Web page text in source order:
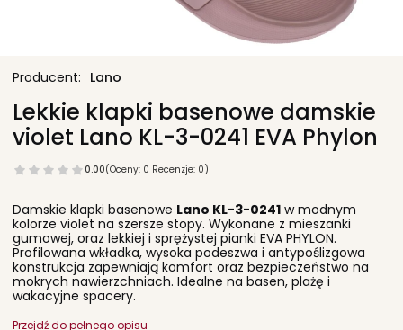
Lano
Lekkie klapki basenowe damskie
violet Lano KL-3-0241 EVA Phylon
0.00(Oceny: 0 Recenzje: 0)
Damskie klapki basenowe Lano KL-3-0241 w modnym
kolorze violet na szersze stopy. Wykonane z mieszanki
gumowej, oraz lekkiej i sprężystej pianki EVA PHYLON.
Profilowana wkładka, wysoka podeszwa i antypoślizgowa
konstrukcja zapewniają komfort oraz bezpieczeństwo na
mokrych nawierzchniach. Idealne na basen, plażę i
wakacyjne spacery.
Przejdź do pełnego opisu